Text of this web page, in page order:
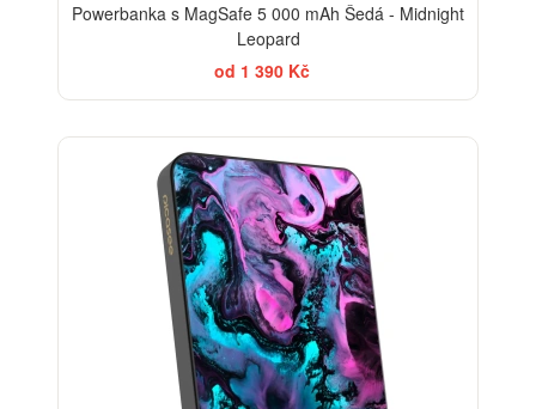
Powerbanka s MagSafe 5 000 mAh Šedá - Midnight
Leopard
od 1 390 Kč